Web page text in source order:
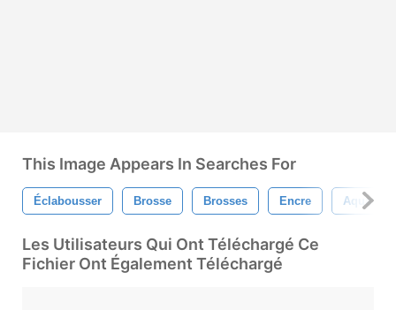
This Image Appears In Searches For
Éclabousser Brosse Brosses Encre Aquarelle
Les Utilisateurs Qui Ont Téléchargé Ce
Fichier Ont Également Téléchargé